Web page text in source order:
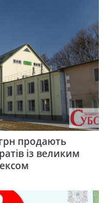
продають
із великим